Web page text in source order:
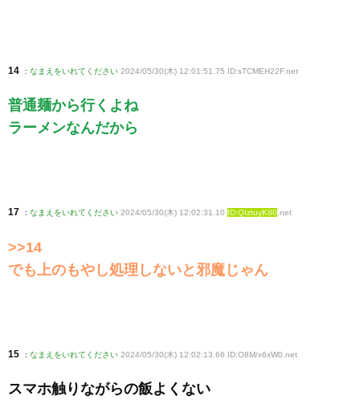
14 : なまえをいれてください 2024/05/30(木) 12:01:51.75 ID:sTCMEH22F.net
普通麺から行くよね
ラーメンなんだから
17 : なまえをいれてください 2024/05/30(木) 12:02:31.10 ID:QIztuyK80.net
>>14
でも上のもやし処理しないと邪魔じゃん
15 : なまえをいれてください 2024/05/30(木) 12:02:13.66 ID:O8M/x6xW0 .net
スマホ触りながらの飯よくない